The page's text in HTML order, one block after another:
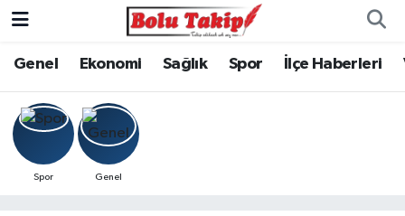
Genel Ekonomi Sağlık Spor İlçe Haberleri
Spor Genel